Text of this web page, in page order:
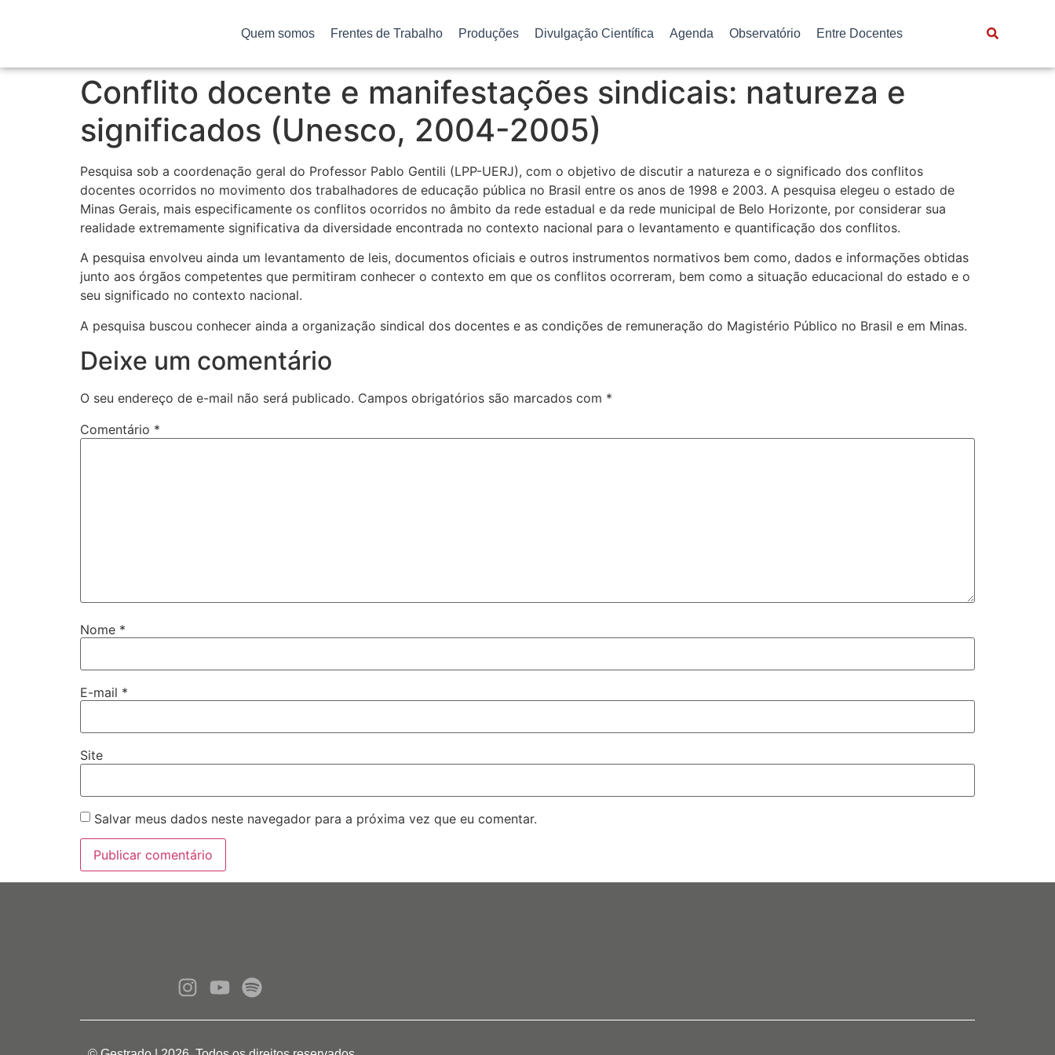
Quem somos Frentes de Trabalho Produções Divulgação Científica Agenda Observatório Entre Docentes
Conflito docente e manifestações sindicais: natureza e
significados (Unesco, 2004-2005)
Pesquisa sob a coordenação geral do Professor Pablo Gentili (LPP-UERJ), com o objetivo de discutir a natureza e o significado dos conflitos
docentes ocorridos no movimento dos trabalhadores de educação pública no Brasil entre os anos de 1998 e 2003. A pesquisa elegeu o estado de
Minas Gerais, mais especificamente os conflitos ocorridos no âmbito da rede estadual e da rede municipal de Belo Horizonte, por considerar sua
realidade extremamente significativa da diversidade encontrada no contexto nacional para o levantamento e quantificação dos conflitos.
A pesquisa envolveu ainda um levantamento de leis, documentos oficiais e outros instrumentos normativos bem como, dados e informações obtidas
junto aos órgãos competentes que permitiram conhecer o contexto em que os conflitos ocorreram, bem como a situação educacional do estado e o
seu significado no contexto nacional.
A pesquisa buscou conhecer ainda a organização sindical dos docentes e as condições de remuneração do Magistério Público no Brasil e em Minas.
Deixe um comentário
O seu endereço de e-mail não será publicado. Campos obrigatórios são marcados com *
Comentário *
Nome *
E-mail *
Site
Salvar meus dados neste navegador para a próxima vez que eu comentar.